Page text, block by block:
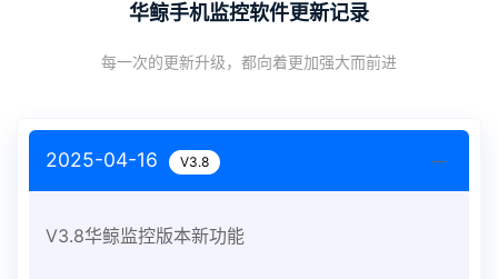
华鲸手机监控软件更新记录
每一次的更新升级，都向着更加强大而前进
2025-04-16 V3.8
V3.8华鲸监控版本新功能